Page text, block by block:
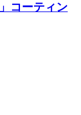
コーティン